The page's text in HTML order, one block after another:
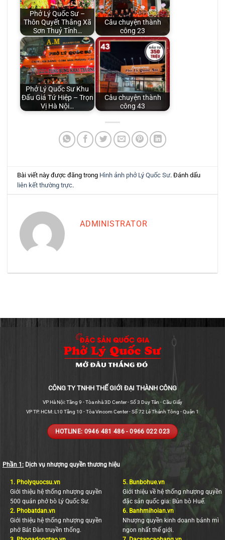
Phở Lý Quốc Sư –
Thôn Quyết Thắng Xã
Sơn Thuỷ Tỉnh…
Câu chuyện thành
công 23
Phở Lý Quốc Sư Khu
Đấu Giá Tứ Hiệp – Trọn
Vị Hà Nội…
Câu chuyện thành
công 43
Bài viết này được đăng trong Hình ảnh phở Lý Quốc Sư. Đánh dấu
liên kết thường trực.
ADMINISTRATOR
CÔNG TY TNHH THẾ GIỚI ĐẠI THÀNH CÔNG
VP Hà Nội: Tầng 9 - Tòa nhà 3D Center - Số 3 Duy Tân - Cầu Giấy
VP TP. HCM: L10 Tầng 10 - Tòa Vincom Center - Số 72 Lê Thánh Tông - Quận 1
HOTLINE: 0946 481 486 - 0966 022 023
Phần 1: Dịch vụ nhượng quyền thương hiệu
1. Pholyquocsu.vn
Giới thiệu hệ thống nhượng quyền
500 quán phở bò Lý Quốc Sư.
2. Phobatdan.vn
Giới thiệu hệ thống nhượng quyền
phở Bát Đàn truyền thống.
5. Bunbohue.vn
Giới thiệu về hệ thống nhượng quyền
đặc sản quốc gia: Bún bò Huế.
6. Banhmihoian.vn
Nhượng quyền kinh doanh bánh mì
ngon nhất thế giới.